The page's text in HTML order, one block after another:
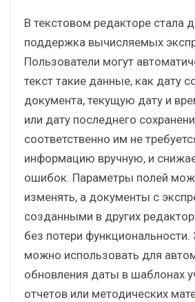
В текстовом редакторе стала
поддержка вычисляемых
Пользователи могут
текст такие данные, как дату
документа, текущую дату и
или дату последнего
соответственно им не
информацию вручную, и
ошибок. Параметры полей
изменять, а документы с
созданными в других
без потери функциональности.
можно использовать для
обновления даты в шаблонах
отчетов или методических